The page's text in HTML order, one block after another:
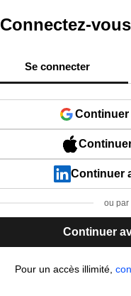
Connectez-
Se connecter
Continuer
Continuer
ou par
Continuer
Pour un accès illimité,